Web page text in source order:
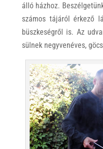
álló házhoz.
számos tájáról érkező
büszkeségről is. Az
sülnek negyvenéves,